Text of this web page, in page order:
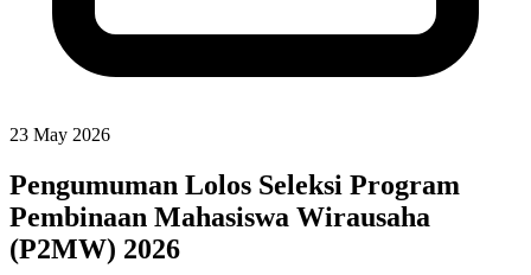
23 May 2026
Pengumuman Lolos Seleksi Program
Pembinaan Mahasiswa Wirausaha
(P2MW) 2026